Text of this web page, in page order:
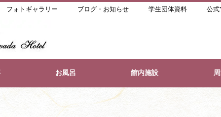
フォトギャラリー ブログ・お知らせ 学生団体資料 公式
お風呂 館内施設